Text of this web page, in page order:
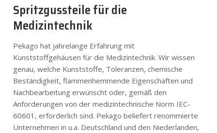
Spritzgussteile für die
Medizintechnik
Pekago hat jahrelange Erfahrung mit
Kunststoffgehäusen für die Medizintechnik. Wir wissen
genau, welche Kunststoffe, Toleranzen, chemische
Beständigkeit, flammenhemmende Eigenschaften und
Nachbearbeitung erwünscht oder, gemäß den
Anforderungen von der medizintechnische Norm IEC-
60601, erforderlich sind. Pekago beliefert renommierte
Unternehmen in u.a. Deutschland und den Niederlanden,